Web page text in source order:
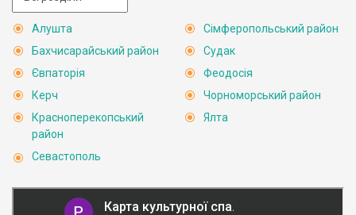
Алушта
Бахчисарайський район
Євпаторія
Керч
Красноперекопський
район
Севастополь
Сімферопольський район
Судак
Феодосія
Чорноморський район
Ялта